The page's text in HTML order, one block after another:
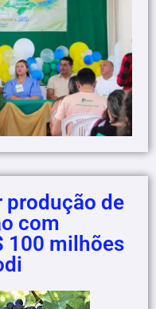
produção de
com
100 milhões